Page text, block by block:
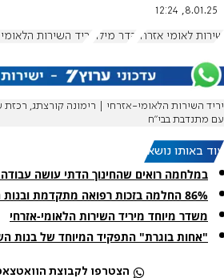
8.01.25, 12:24
שירות לאומי אזרחי הדר מילר יריד השירות
יריד השירות הלאומי-אזרחי | רימונה קורצתג, רכזת
עם מתנדבת בבי״ח
עוד באותו נושא:
במלחמה רואים שהחינוך הדתי עושה
86% החלמה בזכות רפואה מתקדמת ובנות השירות
משדר מיוחד מיריד השירות הלאומי-אזרחי
"אחות בוגרת" התפקיד המיוחד של בנות
הצטרפו לקבוצת